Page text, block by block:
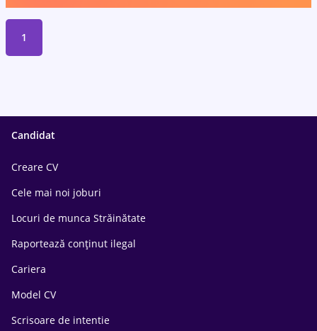
1
Candidat
Creare CV
Cele mai noi joburi
Locuri de munca Străinătate
Raportează conținut ilegal
Cariera
Model CV
Scrisoare de intentie